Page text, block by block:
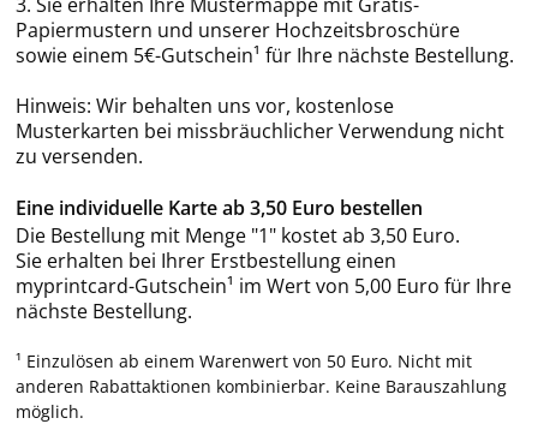
Papiermustern und unserer Hochzeitsbroschüre
sowie einem 5€-Gutschein¹ für Ihre nächste Bestellung.
Hinweis: Wir behalten uns vor, kostenlose
Musterkarten bei missbräuchlicher Verwendung nicht
zu versenden.
Eine individuelle Karte ab 3,50 Euro bestellen
Die Bestellung mit Menge "1" kostet ab 3,50 Euro.
Sie erhalten bei Ihrer Erstbestellung einen
myprintcard-Gutschein¹ im Wert von 5,00 Euro für Ihre
nächste Bestellung.
¹ Einzulösen ab einem Warenwert von 50 Euro. Nicht mit
anderen Rabattaktionen kombinierbar. Keine Barauszahlung
möglich.